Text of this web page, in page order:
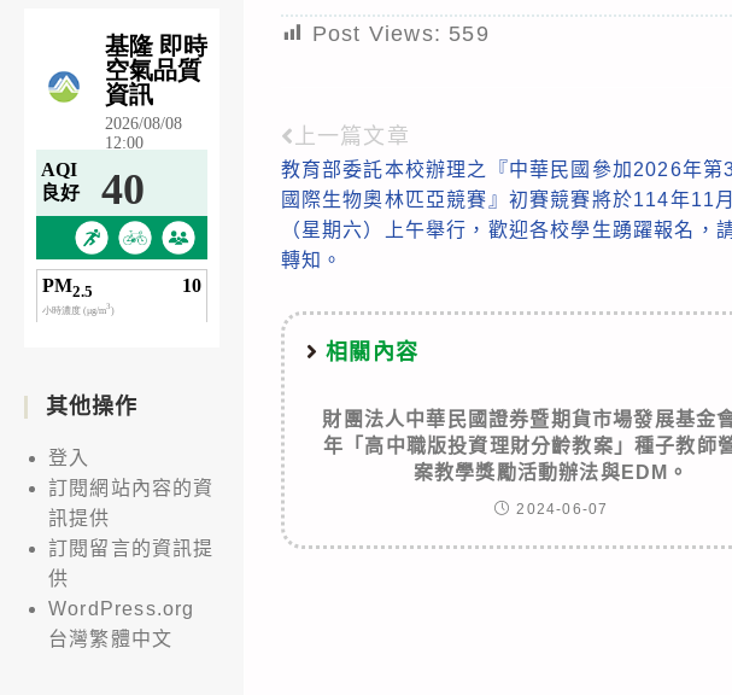
Post Views: 559
Read
more
articles
上一篇文章
教育部委託本校辦理之『中華民國參加2026年第
國際生物奧林匹亞競賽』初賽競賽將於114年11
（星期六）上午舉行，歡迎各校學生踴躍報名，
轉知。
相關內容
財團法人中華民國證券暨期貨市場發展基金
年「高中職版投資理財分齡教案」種子教師
案教學獎勵活動辦法與EDM。
2024-06-07
其他操作
登入
訂閱網站內容的資
訊提供
訂閱留言的資訊提
供
WordPress.org
台灣繁體中文